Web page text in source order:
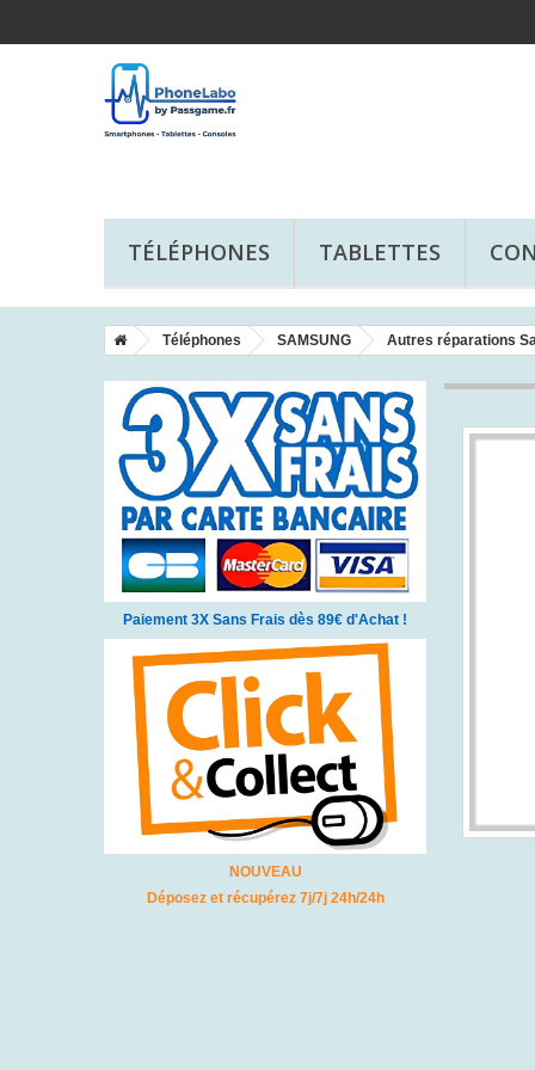
TÉLÉPHONES TABLETTES
Téléphones SAMSUNG Autres réparations
Paiement 3X Sans Frais dès 89€ d'Achat !
NOUVEAU
Déposez et récupérez 7j/7j 24h/24h